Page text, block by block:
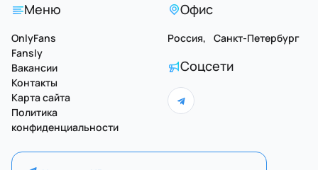
Меню
OnlyFans
Fansly
Вакансии
Контакты
Карта сайта
Политика
конфиденциальности
Офис
Россия, Санкт-Петербург
Соцсети